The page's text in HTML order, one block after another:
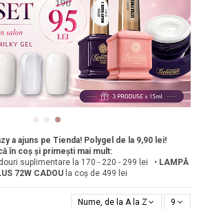
a ajuns pe Tienda! Polygel de la 9,90 lei!
în coș și primești mai mult:
suplimentare la 170 - 220 - 299 lei • LAMPĂ
72W CADOU la coș de 499 lei
Nume, de la A la Z 9